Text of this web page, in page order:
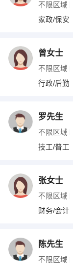
不限区域
家政/保安
曾女士
不限区域
行政/后勤
罗先生
不限区域
技工/普工
张女士
不限区域
财务/会计
陈先生
不限区域